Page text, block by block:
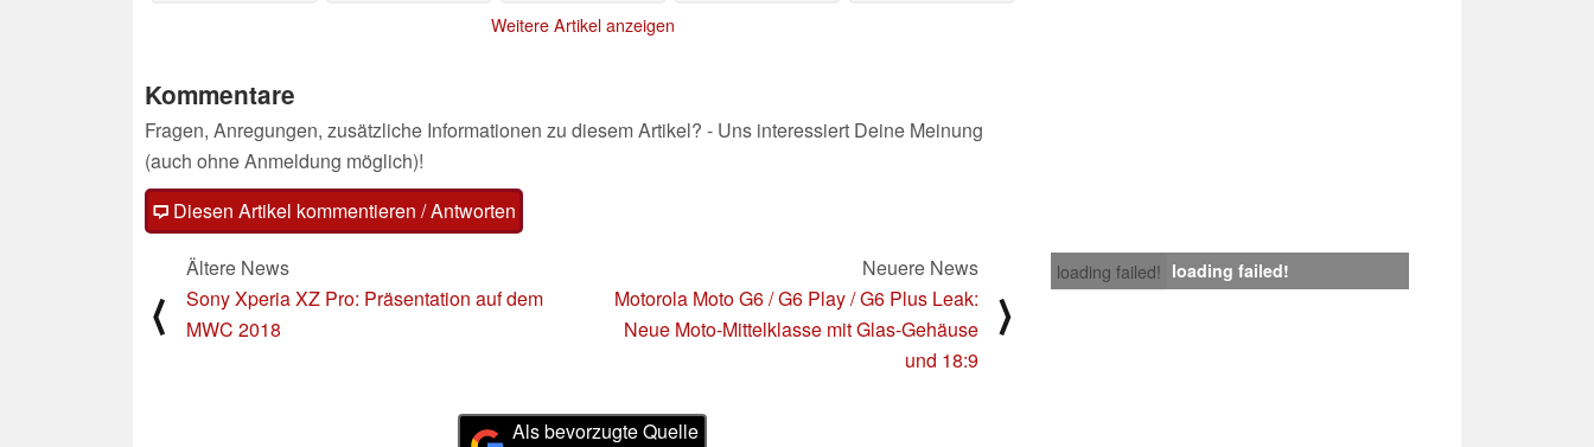
Weitere Artikel anzeigen
Kommentare
Fragen, Anregungen, zusätzliche Informationen zu diesem Artikel? - Uns interessiert Deine Meinung
(auch ohne Anmeldung möglich)!
Diesen Artikel kommentieren / Antworten
loading failed! loading failed!
⟨
Ältere News
Sony Xperia XZ Pro: Präsentation auf dem
MWC 2018
Neuere News
Motorola Moto G6 / G6 Play / G6 Plus Leak:
Neue Moto-Mittelklasse mit Glas-Gehäuse
und 18:9
⟩
Als bevorzugte Quelle